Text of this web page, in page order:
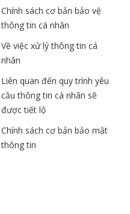
Chính sách cơ bản bảo vệ
thông tin cá nhân
Về việc xử lý thông tin cá
nhân
Liên quan đến quy trình yêu
cầu thông tin cá nhân sẽ
được tiết lộ
Chính sách cơ bản bảo mật
thông tin